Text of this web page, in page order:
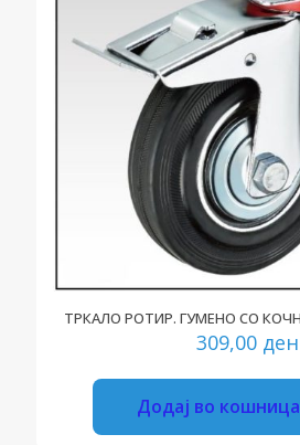
ТРКАЛО РОТИР. ГУМЕНО СО
309,00 ден
Додај во кошница